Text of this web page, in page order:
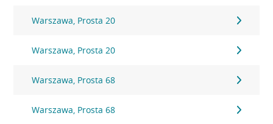
Warszawa, Prosta 20
Warszawa, Prosta 20
Warszawa, Prosta 68
Warszawa, Prosta 68